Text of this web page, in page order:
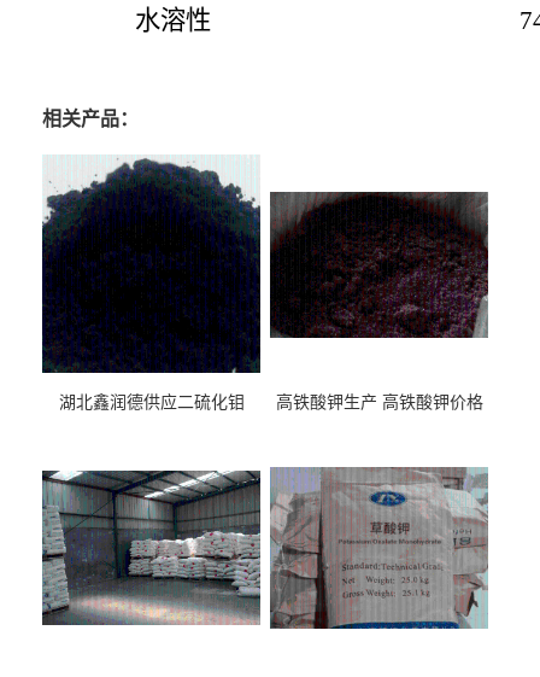
水溶性
相关产品：
湖北鑫润德供应二硫化钼 高铁酸钾生产 高铁酸钾价格